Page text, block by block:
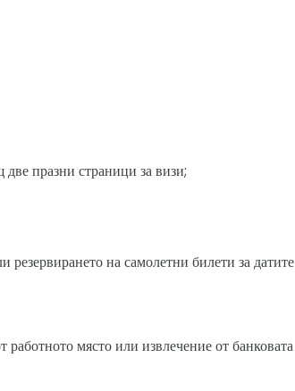
празни страници за визи;
на самолетни билети за датите
място или извлечение от банковата